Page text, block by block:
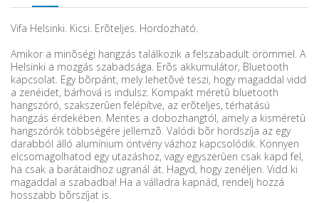
Vifa Helsinki. Kicsi. Erõteljes. Hordozható.
Amikor a minõségi hangzás találkozik a felszabadult örömmel. A
Helsinki a mozgás szabadsága. Erõs akkumulátor, Bluetooth
kapcsolat. Egy bõrpánt, mely lehetõvé teszi, hogy magaddal vidd
a zenéidet, bárhová is indulsz. Kompakt méretû bluetooth
hangszóró, szakszerûen felépítve, az erõteljes, térhatású
hangzás érdekében. Mentes a dobozhangtól, amely a kisméretû
hangszórók többségére jellemzõ. Valódi bõr hordszíja az egy
darabból álló alumínium öntvény vázhoz kapcsolódik. Könnyen
elcsomagolhatod egy utazáshoz, vagy egyszerûen csak kapd fel,
ha csak a barátaidhoz ugranál át. Hagyd, hogy zenéljen. Vidd ki
magaddal a szabadba! Ha a válladra kapnád, rendelj hozzá
hosszabb bõrszíjat is.